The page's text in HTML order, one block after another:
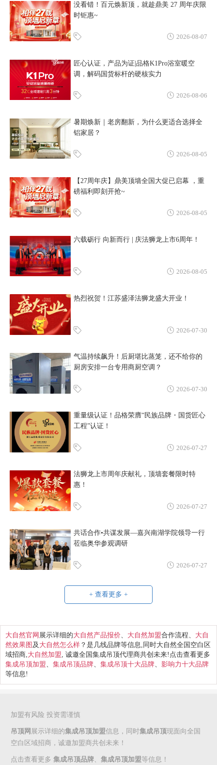
没看错！百元焕新顶，就趁鼎美 27 周年庆限
时钜惠~
2026-08-07
匠心认证，产品为证|品格K1Pro浴室暖空
调，解码国货标杆的硬核实力
2026-08-06
暑期焕新｜老房翻新，为什么更适合选择全
铝家居？
2026-08-05
【27周年庆】鼎美顶墙全国大促已启幕 ，重
磅福利即刻开抢~
2026-08-05
六载砺行 向新而行 | 庆法狮龙上市6周年！
2026-08-05
热烈祝贺！江苏盛泽法狮龙盛大开业！
2026-07-30
气温持续飙升！后厨堪比蒸笼，还不给你的
厨房安排一台专用商厨空调？
2026-07-30
重量级认证！品格荣膺“民族品牌・国货匠心
工程”认证！
2026-07-27
法狮龙上市周年庆献礼，顶墙套餐限时特
惠！
2026-07-27
共话合作•共谋发展—嘉兴南湖学院领导一行
莅临奥华参观调研
2026-07-27
+ 查看更多 +
大自然官网 展示详细的大自然产品报价、 大自然加盟合作流程、 大自
然效果图 及 大自然怎么样 ？是几线品牌等信息,同时大自然全国空白区
域招商,大自然加盟, 诚邀全国集成吊顶代理商共创未来!点击查看更多
集成吊顶加盟、 集成吊顶品牌、 集成吊顶十大品牌、 影响力十大品牌
等信息!
加盟有风险 投资需谨慎
吊顶网 展示详细的集成吊顶加盟信息，同时集成吊顶现面向全国
空白区域招商，诚邀加盟商共创未来！
点击查看更多集成吊顶品牌 、集成吊顶加盟等信息！